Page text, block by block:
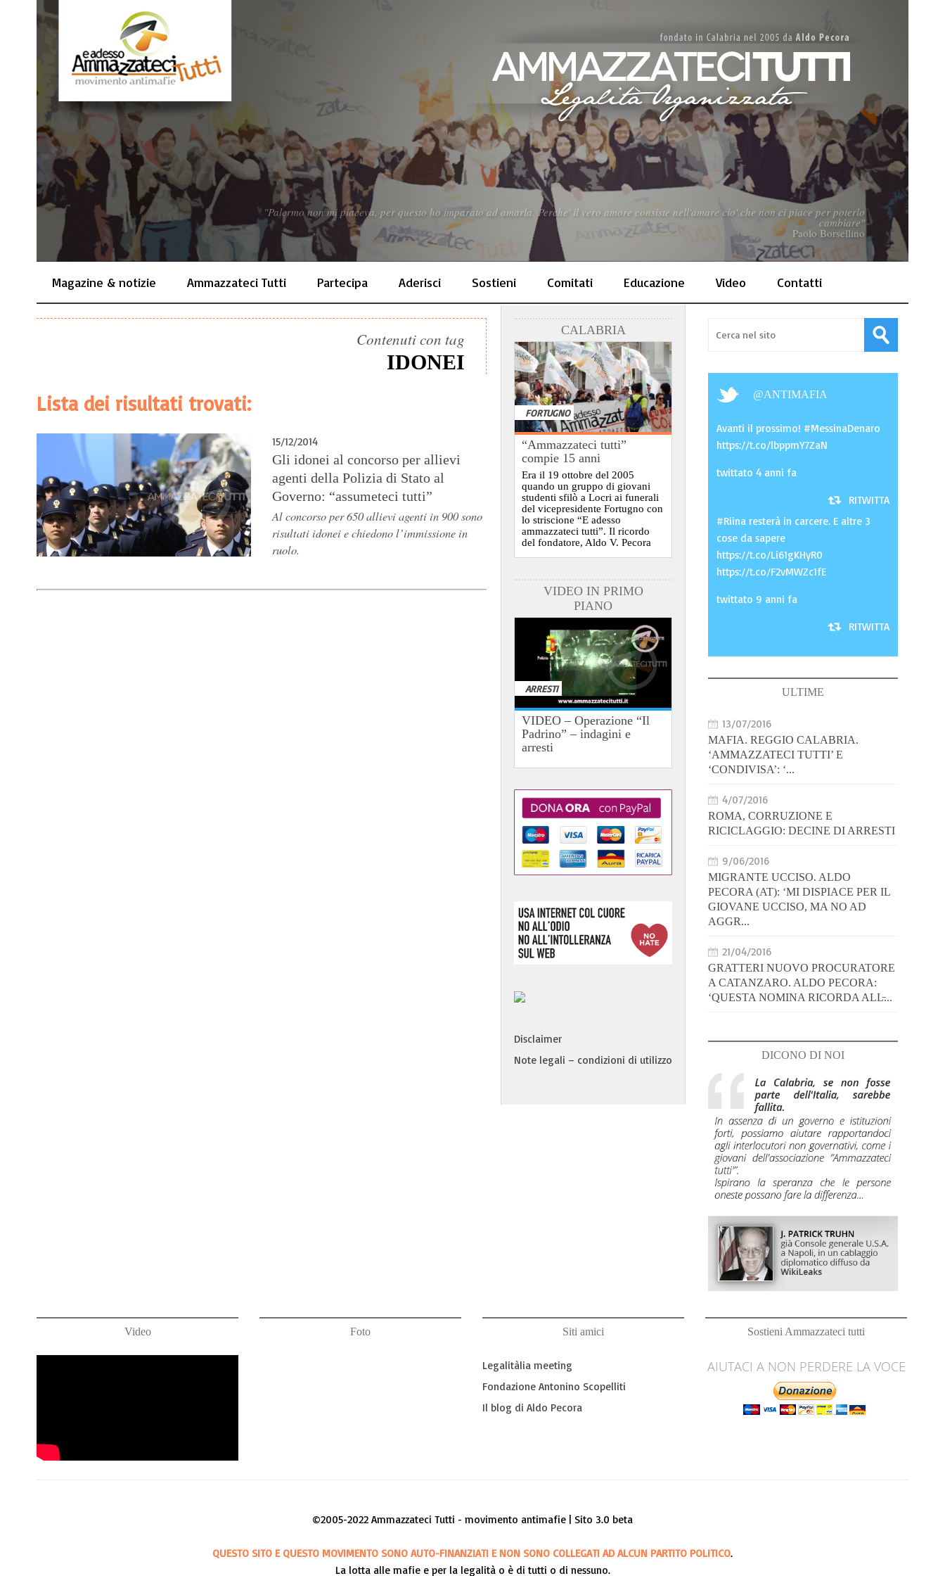
"Palermo non mi piaceva, per questo ho imparato ad amarla. Perche' il vero amore consiste nell'amare cio' che non ci piace per poterlo
cambiare"
Paolo Borsellino
Magazine & notizie Ammazzateci Tutti Partecipa Aderisci Sostieni Comitati Educazione Video Contatti
Contenuti con tag
IDONEI
Lista dei risultati trovati:
15/12/2014
Gli idonei al concorso per allievi
agenti della Polizia di Stato al
Governo: “assumeteci tutti”
Al concorso per 650 allievi agenti in 900 sono
risultati idonei e chiedono l’immissione in
ruolo.
CALABRIA
FORTUGNO
“Ammazzateci tutti”
compie 15 anni
Era il 19 ottobre del 2005
quando un gruppo di giovani
studenti sfilò a Locri ai funerali
del vicepresidente Fortugno con
lo striscione “E adesso
ammazzateci tutti”. Il ricordo
del fondatore, Aldo V. Pecora
VIDEO IN PRIMO
PIANO
ARRESTI
VIDEO – Operazione “Il
Padrino” – indagini e
arresti
Disclaimer
Note legali – condizioni di utilizzo
@ANTIMAFIA
Avanti il prossimo! #MessinaDenaro
https://t.co/lbppmY7ZaN
twittato 4 anni fa
RITWITTA
#Riina resterà in carcere. E altre 3
cose da sapere
https://t.co/Li61gKHyR0
https://t.co/F2vMWZc1fE
twittato 9 anni fa
RITWITTA
ULTIME
13/07/2016
MAFIA. REGGIO CALABRIA.
‘AMMAZZATECI TUTTI’ E
‘CONDIVISA’: ‘...
4/07/2016
ROMA, CORRUZIONE E
RICICLAGGIO: DECINE DI ARRESTI
9/06/2016
MIGRANTE UCCISO. ALDO
PECORA (AT): ‘MI DISPIACE PER IL
GIOVANE UCCISO, MA NO AD
AGGR...
21/04/2016
GRATTERI NUOVO PROCURATORE
A CATANZARO. ALDO PECORA:
‘QUESTA NOMINA RICORDA ALL̵...
DICONO DI NOI
Video Foto Siti amici
Legalitàlia meeting
Fondazione Antonino Scopelliti
Il blog di Aldo Pecora
Sostieni Ammazzateci tutti
AIUTACI A NON PERDERE LA VOCE
©2005-2022 Ammazzateci Tutti - movimento antimafie | Sito 3.0 beta
QUESTO SITO E QUESTO MOVIMENTO SONO AUTO-FINANZIATI E NON SONO COLLEGATI AD ALCUN PARTITO POLITICO.
La lotta alle mafie e per la legalità o è di tutti o di nessuno.